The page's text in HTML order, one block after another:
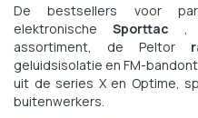
De bestsellers voor
elektronische Sporttac ,
assortiment, de Peltor
geluidsisolatie en FM-
uit de series X en Optime,
buitenwerkers.